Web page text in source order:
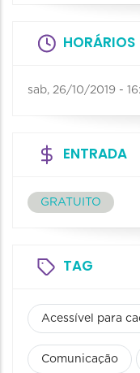
HORÁRIOS
sab, 26/10/2019 -
ENTRADA
GRATUITO
TAG
Acessível para
Comunicação